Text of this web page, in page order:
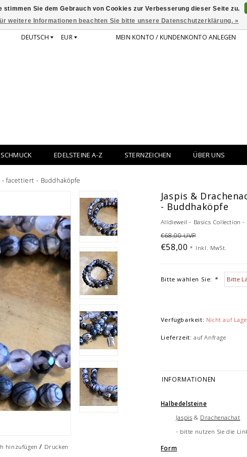
DEUTSCH EUR MEIN KONTO / KUNDENKONTO ANLEGEN
SCHMUCK EDELSTEINE A-Z STERNZEICHEN ÜBER UNS
- facettiert - Buddhaköpfe
hinzufügen / Drucken
Jaspis &
- Buddhaköpfe
Alldieweil - Basics Collection
€68,00 UVP
€58,00* Inkl. MwSt.
Bitte wählen Sie: *
Verfügbarkeit: Nicht auf
Lieferzeit: auf Anfrage
INFORMATIONEN
Halbedelsteine
Jaspis & Drachenachat
- bitte nutzen Sie die
Form
stimmen Sie dem Gebrauch von Cookies zur Verbesserung dieser Seite zu.
weitere Informationen beachten Sie bitte unsere Datenschutzerklärung. »